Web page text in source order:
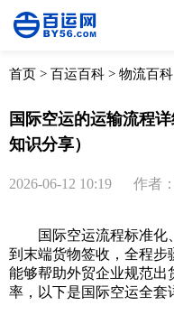
全部 物流资
首页 > 百运百科 > 物流百科
国际空运的运输流程
知识分享）
2026-06-12 10:19 作者
国际空运流程标准化、
到末端货物签收，全程步
能够帮助外贸企业规范出
率，以下是国际空运全套